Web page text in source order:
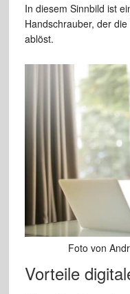
In diesem Sinnbild ist
Handschrauber, der
ablöst.
Foto von
Vorteile